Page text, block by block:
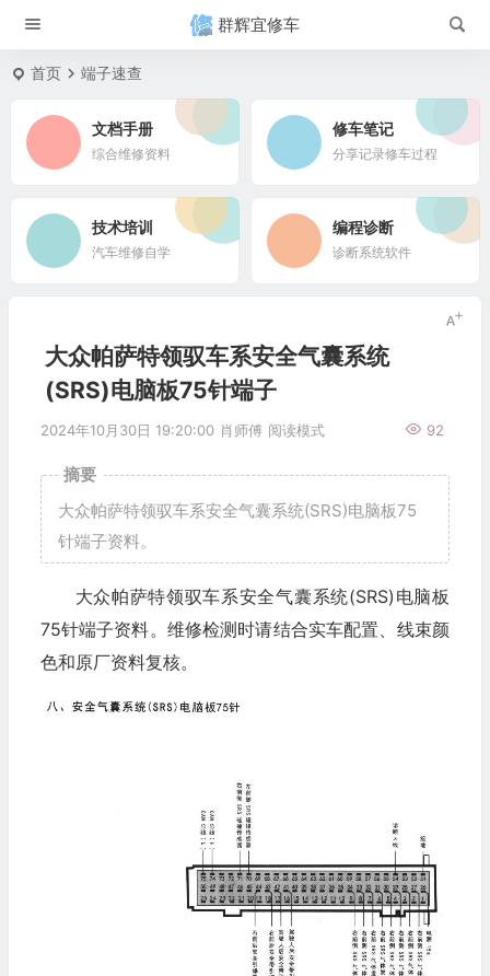
群辉宜修车
首页 端子速查
文档手册
综合维修资料
修车笔记
分享记录修车过程
技术培训
汽车维修自学
编程诊断
诊断系统软件
大众帕萨特领驭车系安全气囊系统
(SRS)电脑板75针端子
2024年10月30日 19:20:00 肖师傅 92
阅读模式
摘要
大众帕萨特领驭车系安全气囊系统(SRS)电脑板75
针端子资料。
大众帕萨特领驭车系安全气囊系统(SRS)电脑板
75针端子资料。维修检测时请结合实车配置、线束颜
色和原厂资料复核。